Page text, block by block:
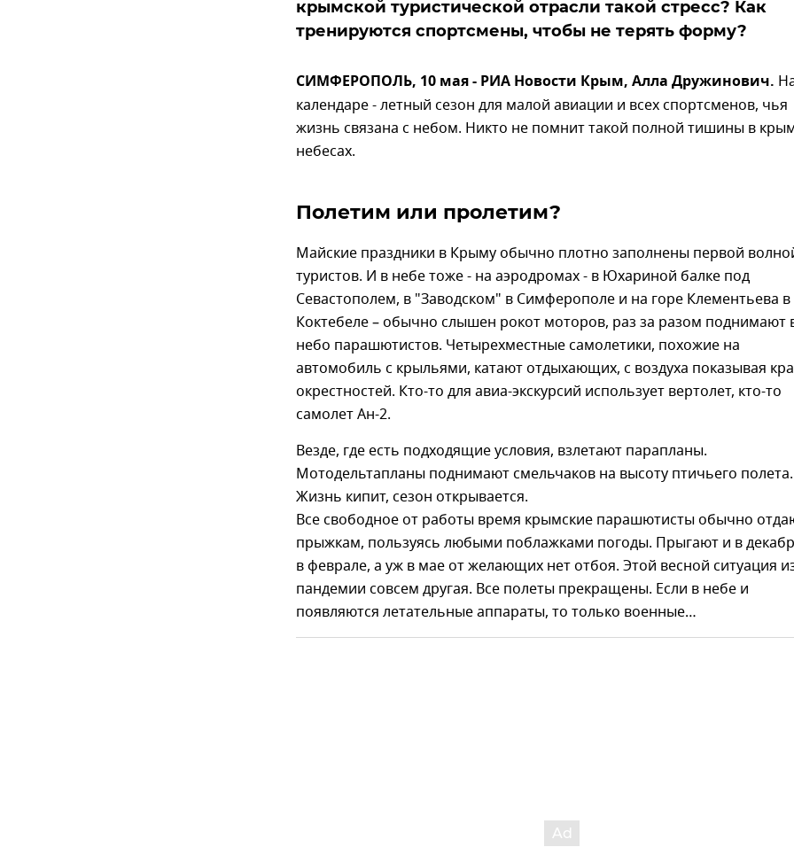
крымской туристической отрасли такой стресс? Как
тренируются спортсмены, чтобы не терять форму?
СИМФЕРОПОЛЬ, 10 мая - РИА Новости Крым, Алла Дружинович.
календаре - летный сезон для малой авиации и всех спортсменов, чья
жизнь связана с небом. Никто не помнит такой полной тишины в
небесах.
Полетим или пролетим?
Майские праздники в Крыму обычно плотно заполнены первой
туристов. И в небе тоже - на аэродромах - в Юхариной балке под
Севастополем, в "Заводском" в Симферополе и на горе Клементьева в
Коктебеле – обычно слышен рокот моторов, раз за разом поднимают
небо парашютистов. Четырехместные самолетики, похожие на
автомобиль с крыльями, катают отдыхающих, с воздуха показывая
окрестностей. Кто-то для авиа-экскурсий использует вертолет, кто-то
самолет Ан-2.
Везде, где есть подходящие условия, взлетают парапланы.
Мотодельтапланы поднимают смельчаков на высоту птичьего полета.
Жизнь кипит, сезон открывается.
Все свободное от работы время крымские парашютисты обычно
прыжкам, пользуясь любыми поблажками погоды. Прыгают и в
в феврале, а уж в мае от желающих нет отбоя. Этой весной ситуация
пандемии совсем другая. Все полеты прекращены. Если в небе и
появляются летательные аппараты, то только военные…